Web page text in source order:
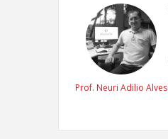
Prof. Neuri Adilio Alves